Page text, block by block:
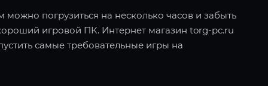
погрузиться на несколько часов и забыть
игровой ПК. Интернет магазин torg-pc.ru
самые требовательные игры на